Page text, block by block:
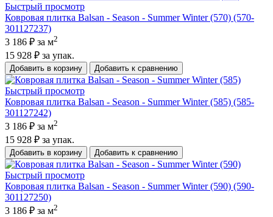
Быстрый просмотр
Ковровая плитка Balsan - Season - Summer Winter (570) (570-
301127237)
3 186 ₽ за м2
15 928 ₽ за упак.
Добавить в корзину Добавить к сравнению
Быстрый просмотр
Ковровая плитка Balsan - Season - Summer Winter (585) (585-
301127242)
3 186 ₽ за м2
15 928 ₽ за упак.
Добавить в корзину Добавить к сравнению
Быстрый просмотр
Ковровая плитка Balsan - Season - Summer Winter (590) (590-
301127250)
3 186 ₽ за м2